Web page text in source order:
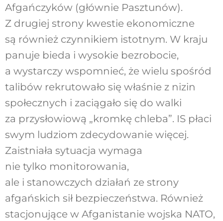
Afgańczyków (głównie Pasztunów).
Z drugiej strony kwestie ekonomiczne
są również czynnikiem istotnym. W kraju
panuje bieda i wysokie bezrobocie,
a wystarczy wspomnieć, że wielu spośród
talibów rekrutowało się właśnie z nizin
społecznych i zaciągało się do walki
za przysłowiową „kromkę chleba”. IS płaci
swym ludziom zdecydowanie więcej.
Zaistniała sytuacja wymaga
nie tylko monitorowania,
ale i stanowczych działań ze strony
afgańskich sił bezpieczeństwa. Również
stacjonujące w Afganistanie wojska NATO,